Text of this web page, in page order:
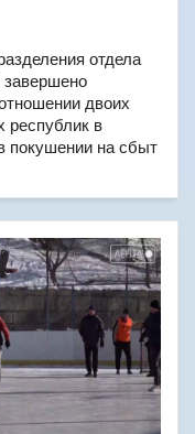
отдела
завершено
двоих
республик в
покушении на сбыт